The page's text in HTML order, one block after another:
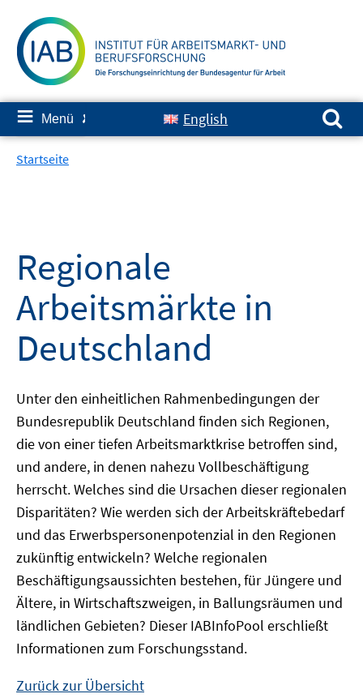
zum
Inhalt
≡ Menü ✘ English
Suchen nach:
Startseite
Regionale
Arbeitsmärkte in
Deutschland
Unter den einheitlichen Rahmenbedingungen der
Bundesrepublik Deutschland finden sich Regionen,
die von einer tiefen Arbeitsmarktkrise betroffen sind,
und andere, in denen nahezu Vollbeschäftigung
herrscht. Welches sind die Ursachen dieser regionalen
Disparitäten? Wie werden sich der Arbeitskräftebedarf
und das Erwerbspersonenpotenzial in den Regionen
zukünftig entwickeln? Welche regionalen
Beschäftigungsaussichten bestehen, für Jüngere und
Ältere, in Wirtschaftszweigen, in Ballungsräumen und
ländlichen Gebieten? DieserIABInfoPool erschließt
Informationen zum Forschungsstand.
Zurück zur Übersicht